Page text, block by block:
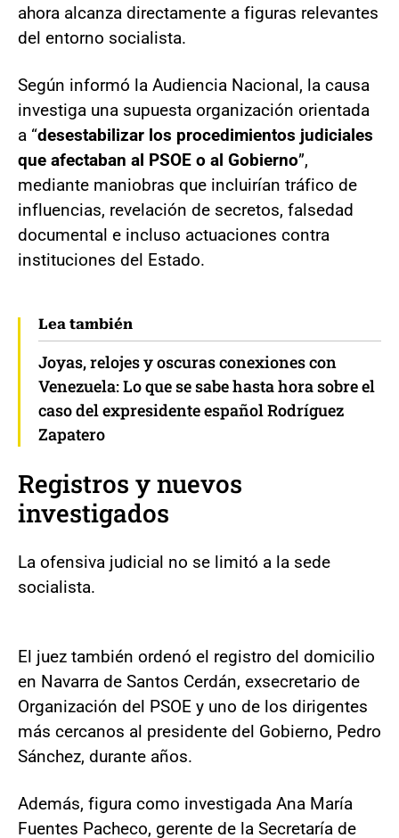
ahora alcanza directamente a figuras relevantes
del entorno socialista.
Según informó la Audiencia Nacional, la causa
investiga una supuesta organización orientada
a “desestabilizar los procedimientos judiciales
que afectaban al PSOE o al Gobierno”,
mediante maniobras que incluirían tráfico de
influencias, revelación de secretos, falsedad
documental e incluso actuaciones contra
instituciones del Estado.
Lea también
Joyas, relojes y oscuras conexiones con
Venezuela: Lo que se sabe hasta hora sobre el
caso del expresidente español Rodríguez
Zapatero
Registros y nuevos
investigados
La ofensiva judicial no se limitó a la sede
socialista.
El juez también ordenó el registro del domicilio
en Navarra de Santos Cerdán, exsecretario de
Organización del PSOE y uno de los dirigentes
más cercanos al presidente del Gobierno, Pedro
Sánchez, durante años.
Además, figura como investigada Ana María
Fuentes Pacheco, gerente de la Secretaría de